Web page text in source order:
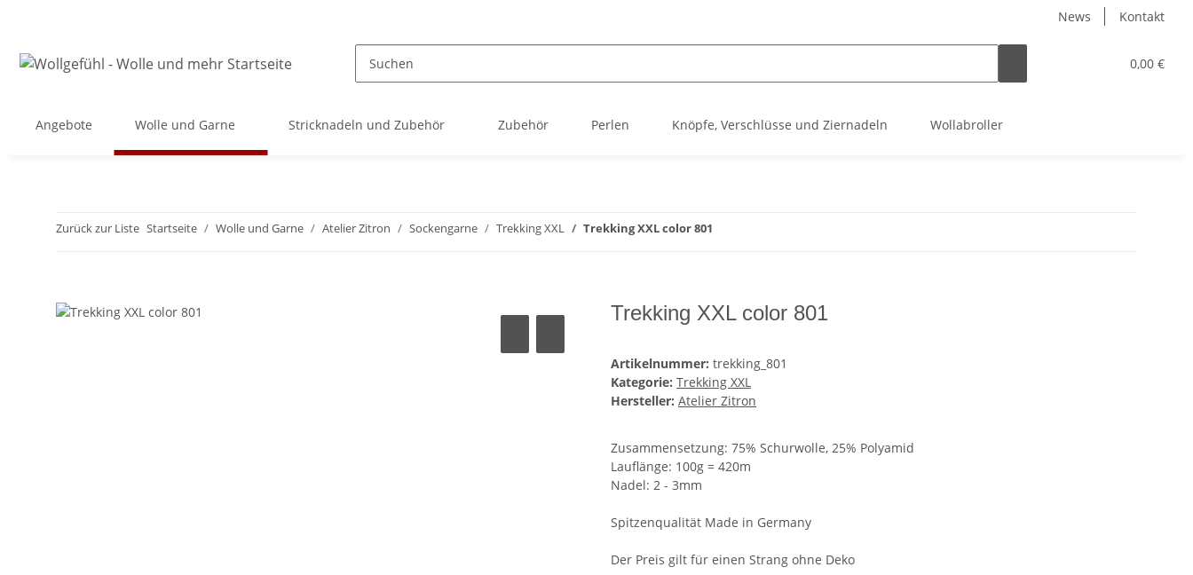
News Kontakt
0,00 €
Angebote Wolle und Garne Stricknadeln und Zubehör Zubehör Perlen Knöpfe, Verschlüsse und Ziernadeln Wollabroller
Zurück zur Liste Startseite Wolle und Garne Atelier Zitron Sockengarne Trekking XXL Trekking XXL color 801
Trekking XXL color 801
Artikelnummer: trekking_801
Kategorie: Trekking XXL
Hersteller: Atelier Zitron
Zusammensetzung: 75% Schurwolle, 25% Polyamid
Lauflänge: 100g = 420m
Nadel: 2 - 3mm
Spitzenqualität Made in Germany
Der Preis gilt für einen Strang ohne Deko